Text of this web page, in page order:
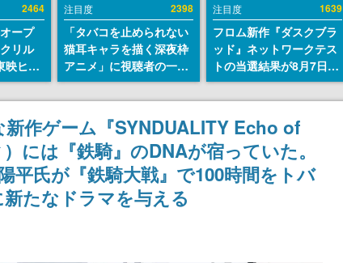
2464
ープ
リル
映ヒス
レクシ
り発
注目度 2398
「タバコを止められない
猫耳キャラを描く深夜枠
アニメ」に視聴者の一部
から批判意見。違法薬物
の使用と思しき描写も含
めて、BPOが議論を交わ
す
注目度 1639
フロム新作『ダスクブラ
ッド』ネットワークテス
トの当選結果が8月7日22
時に発表。応募サイトの
マイページから確認可
能、テスト実施は8月21
日～24日
作ゲーム『SYNDUALITY Echo of
には『鉄騎』のDNAが宿っていた。
平氏が『鉄騎大戦』で100時間をトバ
たなドラマを与える